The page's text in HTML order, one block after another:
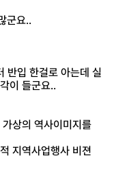
군요..
반입 한걸로 아는데 실
이 들군요..
상의 역사이미지를
지역사업행사 비젼